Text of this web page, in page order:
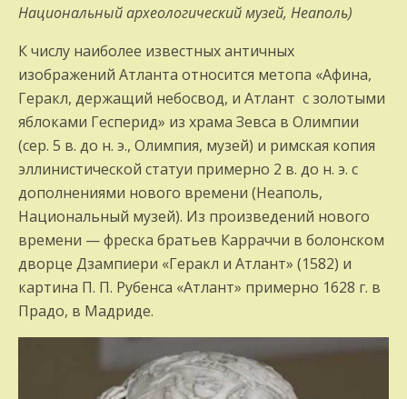
Национальный археологический музей, Неаполь)
К числу наиболее известных античных
изображений Атланта относится метопа «Афина,
Геракл, держащий небосвод, и Атлант с золотыми
яблоками Гесперид» из храма Зевса в Олимпии
(сер. 5 в. до н. э., Олимпия, музей) и римская копия
эллинистической статуи примерно 2 в. до н. э. с
дополнениями нового времени (Неаполь,
Национальный музей). Из произведений нового
времени — фреска братьев Карраччи в болонском
дворце Дзампиери «Геракл и Атлант» (1582) и
картина П. П. Рубенса «Атлант» примерно 1628 г. в
Прадо, в Мадриде.